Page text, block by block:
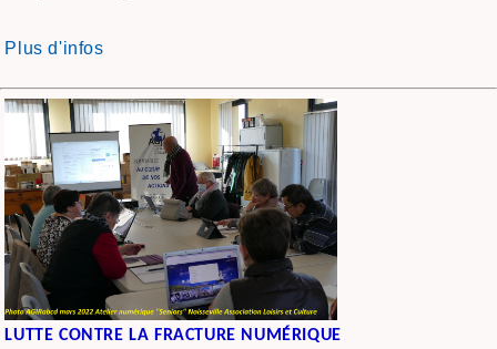
Plus d'infos
LUTTE CONTRE LA FRACTURE NUMÉRIQUE